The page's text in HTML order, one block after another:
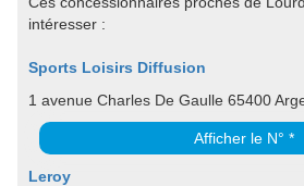
intéresser :
Sports Loisirs Diffusion
1 avenue Charles De Gaulle 65400
Afficher le N° *
Leroy